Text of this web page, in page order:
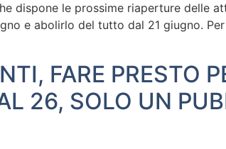
dispone le prossime riaperture delle
e abolirlo del tutto dal 21 giugno.
FARE PRESTO
26, SOLO UN